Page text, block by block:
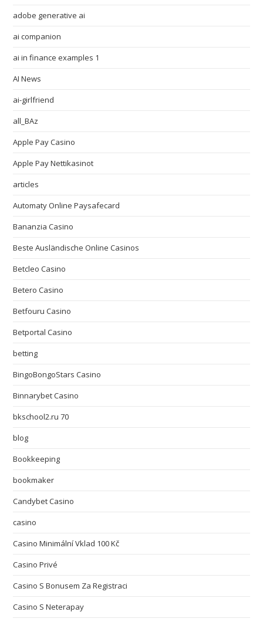
adobe generative ai
ai companion
ai in finance examples 1
AI News
ai-girlfriend
all_BAz
Apple Pay Casino
Apple Pay Nettikasinot
articles
Automaty Online Paysafecard
Bananzia Casino
Beste Ausländische Online Casinos
Betcleo Casino
Betero Casino
Betfouru Casino
Betportal Casino
betting
BingoBongoStars Casino
Binnarybet Casino
bkschool2.ru 70
blog
Bookkeeping
bookmaker
Candybet Casino
casino
Casino Minimální Vklad 100 Kč
Casino Privé
Casino S Bonusem Za Registraci
Casino S Neterapay